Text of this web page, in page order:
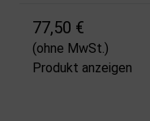
77,50 €
(ohne MwSt.)
Produkt anzeigen